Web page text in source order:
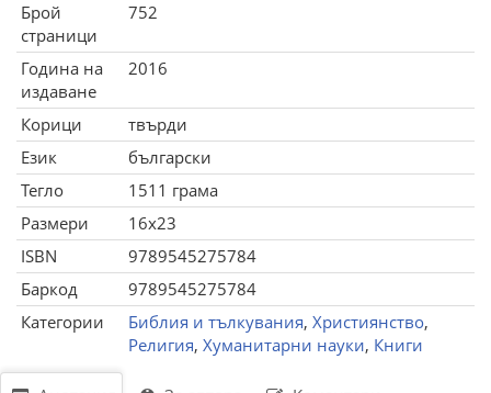
Брой
страници
752
Година на
издаване
2016
Корици
твърди
Език
български
Тегло
1511 грама
Размери
16x23
ISBN
9789545275784
Баркод
9789545275784
Категории
Библия и тълкувания, Християнство,
Религия, Хуманитарни науки, Книги